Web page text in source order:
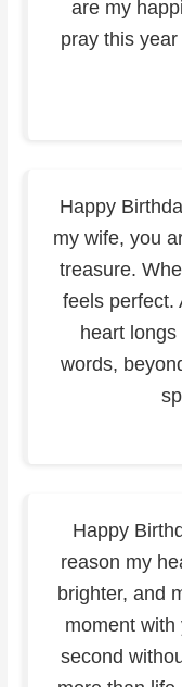
are my
pray this
Happy
my wife, you
treasure.
feels perfect.
heart
words,
Happy
reason my
brighter, and
moment
second